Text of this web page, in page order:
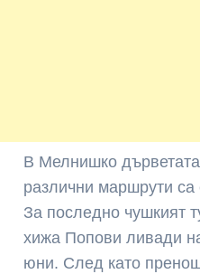
В Мелнишко дърветата
различни маршрути са
За последно чушкият
хижа Попови ливади
юни. След като